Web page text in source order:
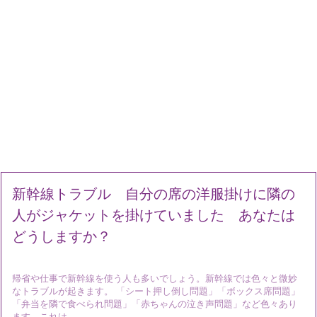
新幹線トラブル 自分の席の洋服掛けに隣の
人がジャケットを掛けていました あなたは
どうしますか？
帰省や仕事で新幹線を使う人も多いでしょう。新幹線では色々と微妙
なトラブルが起きます。 「シート押し倒し問題」「ボックス席問題」
「弁当を隣で食べられ問題」「赤ちゃんの泣き声問題」など色々あり